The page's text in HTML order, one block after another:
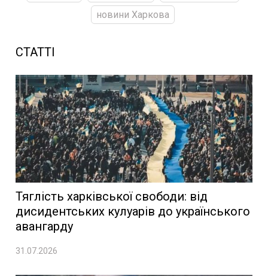
новини Харкова
СТАТТІ
Тяглість харківської свободи: від
дисидентських кулуарів до українського
авангарду
31.07.2026